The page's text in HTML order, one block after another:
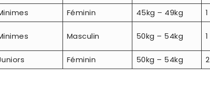
Féminin 45kg – 49kg
1
Masculin 50kg – 54kg 1
Féminin 50kg – 54kg 2